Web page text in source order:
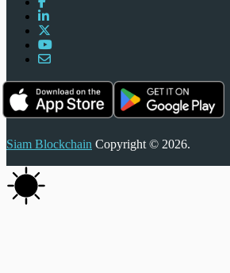
Siam Blockchain Copyright © 2026.